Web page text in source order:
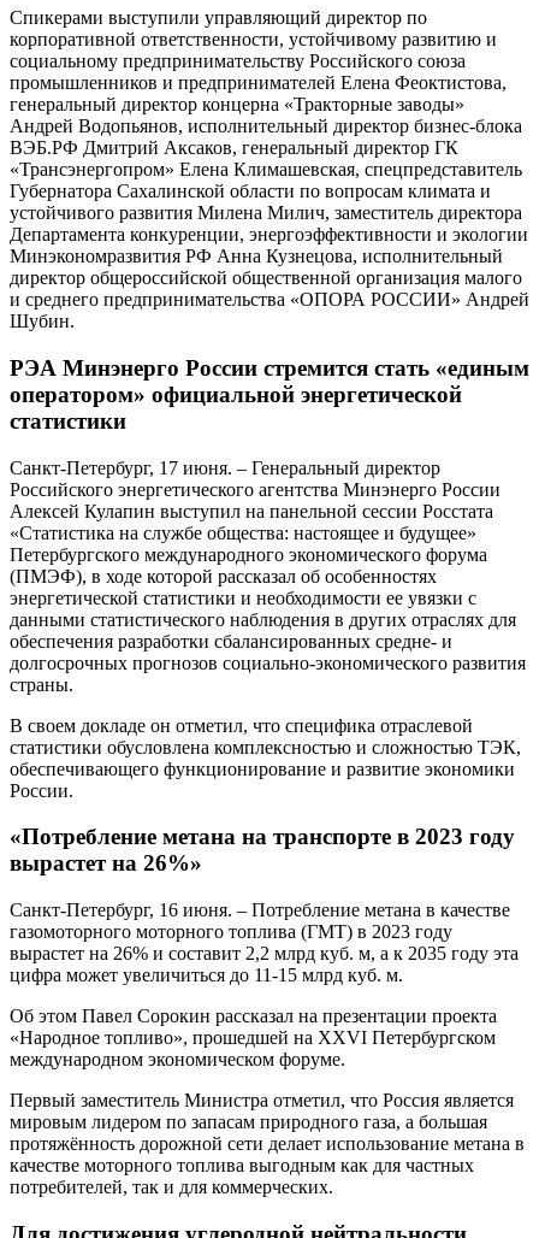
Спикерами выступили управляющий директор по
корпоративной ответственности, устойчивому развитию и
социальному предпринимательству Российского союза
промышленников и предпринимателей Елена Феоктистова,
генеральный директор концерна «Тракторные заводы»
Андрей Водопьянов, исполнительный директор бизнес-блока
ВЭБ.РФ Дмитрий Аксаков, генеральный директор ГК
«Трансэнергопром» Елена Климашевская, спецпредставитель
Губернатора Сахалинской области по вопросам климата и
устойчивого развития Милена Милич, заместитель директора
Департамента конкуренции, энергоэффективности и экологии
Минэкономразвития РФ Анна Кузнецова, исполнительный
директор общероссийской общественной организация малого
и среднего предпринимательства «ОПОРА РОССИИ» Андрей
Шубин.
РЭА Минэнерго России стремится стать «единым
оператором» официальной энергетической
статистики
Санкт-Петербург, 17 июня. – Генеральный директор
Российского энергетического агентства Минэнерго России
Алексей Кулапин выступил на панельной сессии Росстата
«Статистика на службе общества: настоящее и будущее»
Петербургского международного экономического форума
(ПМЭФ), в ходе которой рассказал об особенностях
энергетической статистики и необходимости ее увязки с
данными статистического наблюдения в других отраслях для
обеспечения разработки сбалансированных средне- и
долгосрочных прогнозов социально-экономического развития
страны.
В своем докладе он отметил, что специфика отраслевой
статистики обусловлена комплексностью и сложностью ТЭК,
обеспечивающего функционирование и развитие экономики
России.
«Потребление метана на транспорте в 2023 году
вырастет на 26%»
Санкт-Петербург, 16 июня. – Потребление метана в качестве
газомоторного моторного топлива (ГМТ) в 2023 году
вырастет на 26% и составит 2,2 млрд куб. м, а к 2035 году эта
цифра может увеличиться до 11-15 млрд куб. м.
Об этом Павел Сорокин рассказал на презентации проекта
«Народное топливо», прошедшей на XXVI Петербургском
международном экономическом форуме.
Первый заместитель Министра отметил, что Россия является
мировым лидером по запасам природного газа, а большая
протяжённость дорожной сети делает использование метана в
качестве моторного топлива выгодным как для частных
потребителей, так и для коммерческих.